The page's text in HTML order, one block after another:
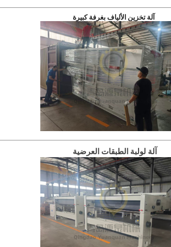
آلة تخزين الألياف بغرفة كبيرة
آلة لولبة الطبقات العرضية